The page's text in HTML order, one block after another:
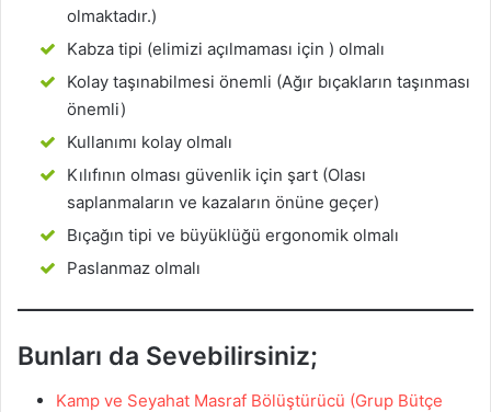
olmaktadır.)
Kabza tipi (elimizi açılmaması için ) olmalı
Kolay taşınabilmesi önemli (Ağır bıçakların taşınması
önemli)
Kullanımı kolay olmalı
Kılıfının olması güvenlik için şart (Olası
saplanmaların ve kazaların önüne geçer)
Bıçağın tipi ve büyüklüğü ergonomik olmalı
Paslanmaz olmalı
Bunları da Sevebilirsiniz;
Kamp ve Seyahat Masraf Bölüştürücü (Grup Bütçe